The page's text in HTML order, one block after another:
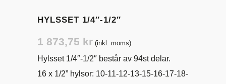
HYLSSET 1/4″-1/2″
1 873,75 kr (inkl. moms)
Hylsset 1/4″-1/2″ består av 94st delar.
16 x 1/2” hylsor: 10-11-12-13-15-16-17-18-